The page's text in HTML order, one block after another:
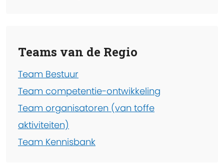
Teams van de Regio
Team Bestuur
Team competentie-ontwikkeling
Team organisatoren (van toffe
aktiviteiten)
Team Kennisbank